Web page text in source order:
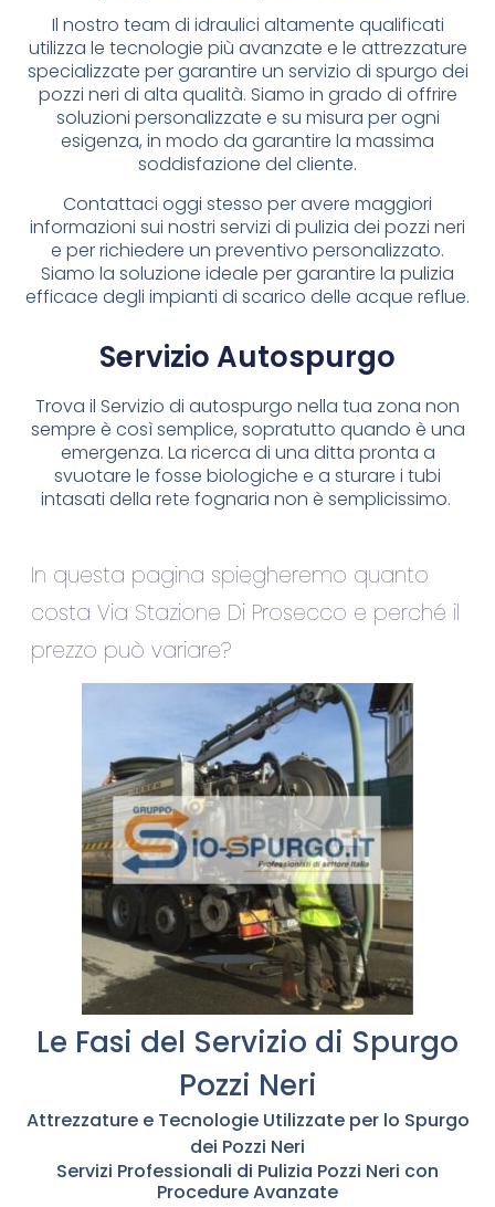
Il nostro team di idraulici altamente qualificati
utilizza le tecnologie più avanzate e le attrezzature
specializzate per garantire un servizio di spurgo dei
pozzi neri di alta qualità. Siamo in grado di offrire
soluzioni personalizzate e su misura per ogni
esigenza, in modo da garantire la massima
soddisfazione del cliente.
Contattaci oggi stesso per avere maggiori
informazioni sui nostri servizi di pulizia dei pozzi neri
e per richiedere un preventivo personalizzato.
Siamo la soluzione ideale per garantire la pulizia
efficace degli impianti di scarico delle acque reflue.
Servizio Autospurgo
Trova il Servizio di autospurgo nella tua zona non
sempre è così semplice, sopratutto quando è una
emergenza. La ricerca di una ditta pronta a
svuotare le fosse biologiche e a sturare i tubi
intasati della rete fognaria non è semplicissimo.
In questa pagina spiegheremo quanto
costa Via Stazione Di Prosecco e perché il
prezzo può variare?
Le Fasi del Servizio di Spurgo
Pozzi Neri
Attrezzature e Tecnologie Utilizzate per lo Spurgo
dei Pozzi Neri
Servizi Professionali di Pulizia Pozzi Neri con
Procedure Avanzate